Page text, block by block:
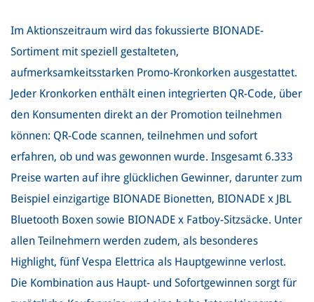
Im Aktionszeitraum wird das fokussierte BIONADE-
Sortiment mit speziell gestalteten,
aufmerksamkeitsstarken Promo-Kronkorken ausgestattet.
Jeder Kronkorken enthält einen integrierten QR-Code, über
den Konsumenten direkt an der Promotion teilnehmen
können: QR-Code scannen, teilnehmen und sofort
erfahren, ob und was gewonnen wurde. Insgesamt 6.333
Preise warten auf ihre glücklichen Gewinner, darunter zum
Beispiel einzigartige BIONADE Bionetten, BIONADE x JBL
Bluetooth Boxen sowie BIONADE x Fatboy-Sitzsäcke. Unter
allen Teilnehmern werden zudem, als besonderes
Highlight, fünf Vespa Elettrica als Hauptgewinne verlost.
Die Kombination aus Haupt- und Sofortgewinnen sorgt für